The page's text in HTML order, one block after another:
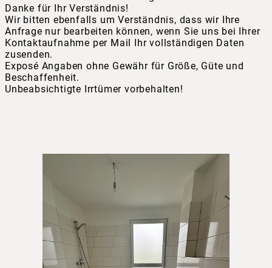
Danke für Ihr Verständnis!
Wir bitten ebenfalls um Verständnis, dass wir Ihre
Anfrage nur bearbeiten können, wenn Sie uns bei Ihrer
Kontaktaufnahme per Mail Ihr vollständigen Daten
zusenden.
Exposé Angaben ohne Gewähr für Größe, Güte und
Beschaffenheit.
Unbeabsichtigte Irrtümer vorbehalten!